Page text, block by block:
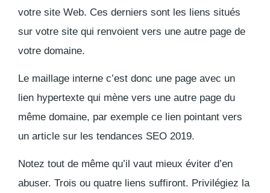
votre site Web. Ces derniers sont les liens situés
sur votre site qui renvoient vers une autre page de
votre domaine.
Le maillage interne c’est donc une page avec un
lien hypertexte qui mène vers une autre page du
même domaine, par exemple ce lien pointant vers
un article sur les tendances SEO 2019.
Notez tout de même qu’il vaut mieux éviter d’en
abuser. Trois ou quatre liens suffiront. Privilégiez la